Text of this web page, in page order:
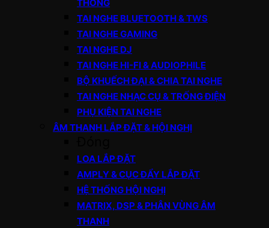
THÔNG
TAI NGHE BLUETOOTH & TWS
TAI NGHE GAMING
TAI NGHE DJ
TAI NGHE HI-FI & AUDIOPHILE
BỘ KHUẾCH ĐẠI & CHIA TAI NGHE
TAI NGHE NHẠC CỤ & TRỐNG ĐIỆN
PHỤ KIỆN TAI NGHE
ÂM THANH LẮP ĐẶT & HỘI NGHỊ
LOA LẮP ĐẶT
AMPLY & CỤC ĐẨY LẮP ĐẶT
HỆ THỐNG HỘI NGHỊ
MATRIX, DSP & PHÂN VÙNG ÂM
THANH